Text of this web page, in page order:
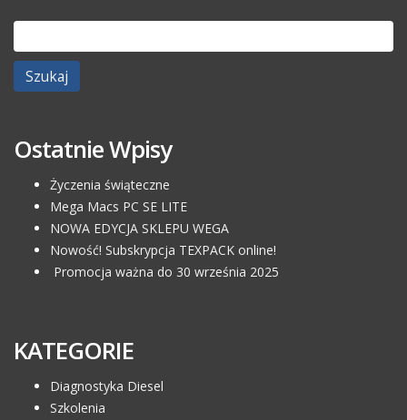
Szukaj:
Ostatnie Wpisy
Życzenia świąteczne
Mega Macs PC SE LITE
NOWA EDYCJA SKLEPU WEGA
Nowość! Subskrypcja TEXPACK online!
Promocja ważna do 30 września 2025
KATEGORIE
Diagnostyka Diesel
Szkolenia